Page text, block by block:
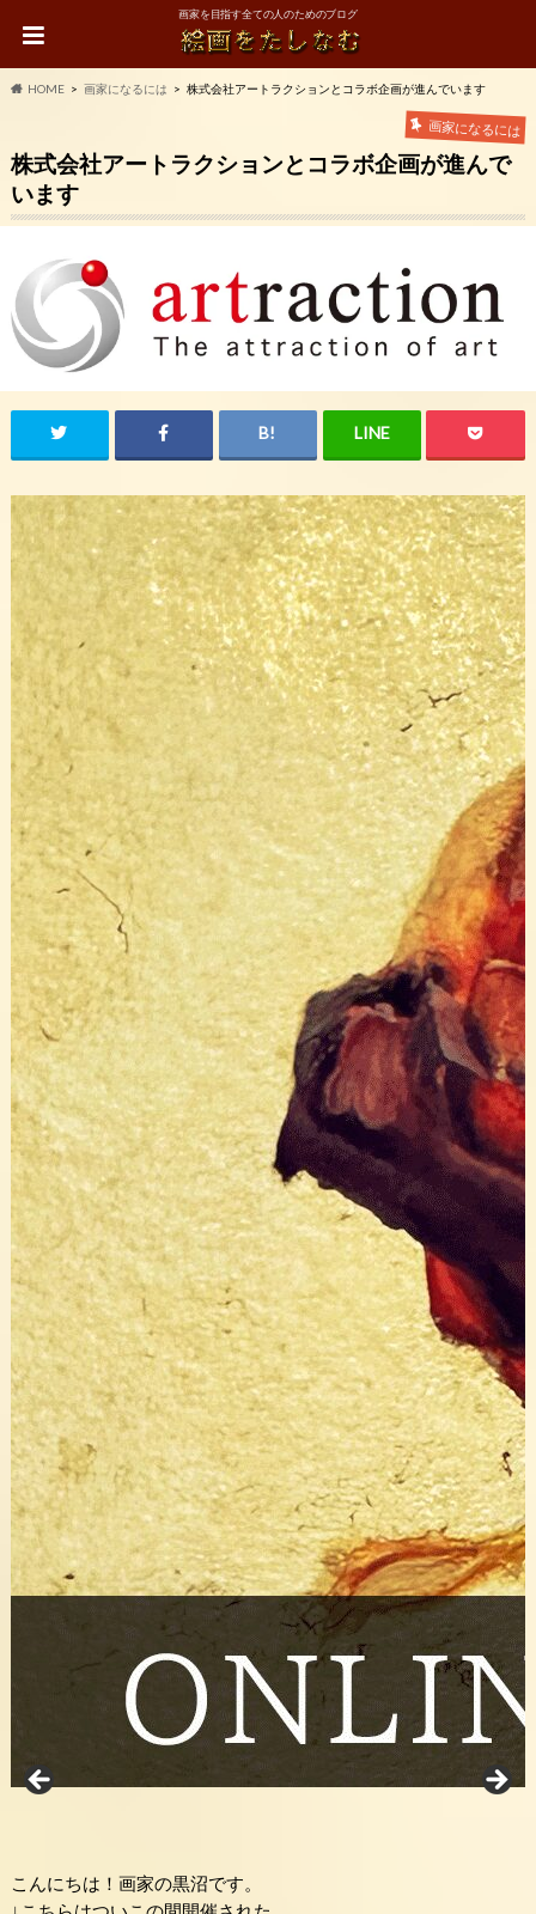
画家を目指す全ての人のためのブログ
HOME 画家になるには 株式会社アートラクションとコラボ企画が進んでいます
画家になるには
株式会社アートラクションとコラボ企画が進んで
います
こんにちは！画家の黒沼です。